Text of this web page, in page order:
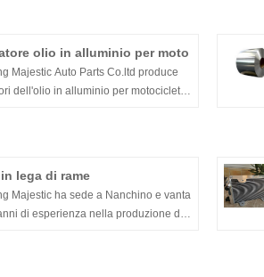
olio in alluminio per moto
Majestic Auto Parts Co.ltd produce
dell'olio in alluminio per motociclette
di esperienza, fornendo radiatori e
dell'olio per motociclette a clienti in
e utilizziamo la tecnologia di
lega di rame
Majestic ha sede a Nanchino e vanta
di esperienza nella produzione di